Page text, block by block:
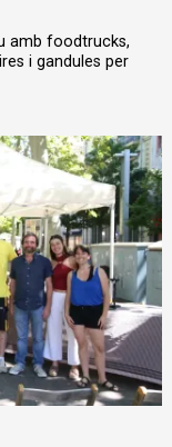
amb foodtrucks,
i gandules per